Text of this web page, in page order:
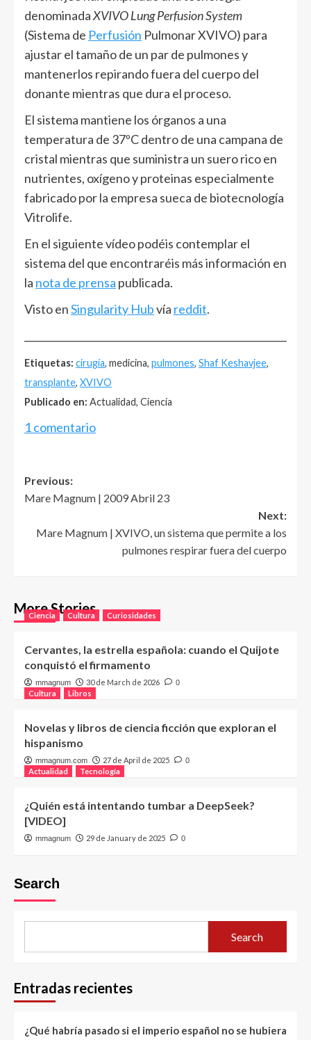
denominadaXVIVO Lung Perfusion System
(Sistema de Perfusión Pulmonar XVIVO) para
ajustar el tamaño de un par de pulmones y
mantenerlos repirando fuera del cuerpo del
donante mientras que dura el proceso.
El sistema mantiene los órganos a una
temperatura de 37ºC dentro de una campana de
cristal mientras que suministra un suero rico en
nutrientes, oxígeno y proteinas especialmente
fabricado por la empresa sueca de biotecnología
Vitrolife.
En el siguiente vídeo podéis contemplar el
sistema del que encontraréis más información en
la nota de prensa publicada.
Visto enSingularity Hubvía reddit.
Etiquetas: cirugía, medicina, pulmones, Shaf Keshavjee,
transplante, XVIVO
Publicado en: Actualidad, Ciencia
1 comentario
Post
navigation
Previous:
Mare Magnum | 2009 Abril 23
Next:
Mare Magnum | XVIVO, un sistema que permite a los
pulmones respirar fuera del cuerpo
More Stories
Ciencia Cultura Curiosidades
Cervantes, la estrella española: cuando el Quijote
conquistó el firmamento
mmagnum 30 de March de 2026 0
Cultura Libros
Novelas y libros de ciencia ficción que exploran el
hispanismo
mmagnum.com 27 de April de 2025 0
Actualidad Tecnología
¿Quién está intentando tumbar a DeepSeek?
[VIDEO]
mmagnum 29 de January de 2025 0
Search
Search
Entradas recientes
¿Qué habría pasado si el imperio español no se hubiera